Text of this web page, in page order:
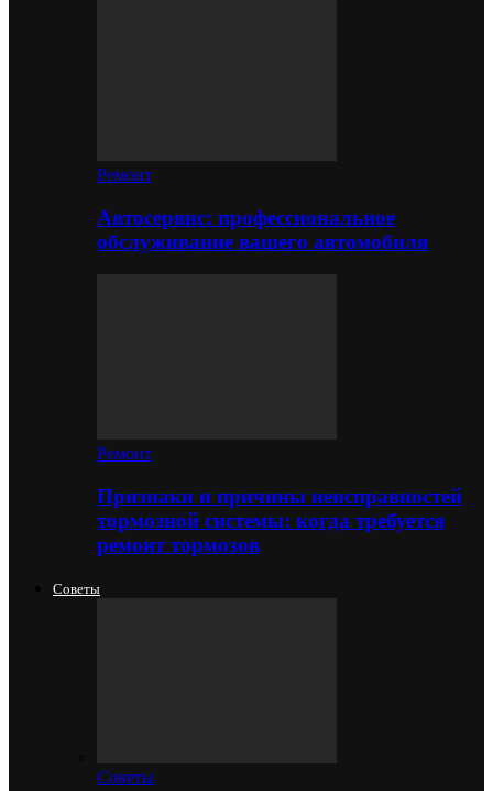
Ремонт
Автосервис: профессиональное
обслуживание вашего автомобиля
Ремонт
Признаки и причины неисправностей
тормозной системы: когда требуется
ремонт тормозов
Советы
Советы